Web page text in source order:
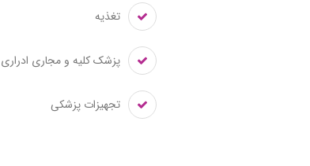
تغذیه
پزشک کلیه و مجاری ادراری
تجهیزات پزشکی